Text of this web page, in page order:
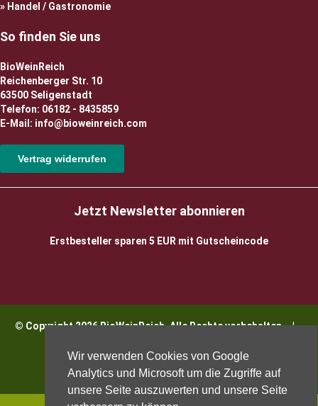
Wir verwenden Cookies von Google
Analytics und Microsoft um die Zugriffe auf
unsere Seite auszuwerten und unsere Seite
Handel / Gastronomie
So finden Sie uns
BioWeinReich
Reichenberger Str. 10
63500 Seligenstadt
Telefon: 06182 - 8435859
E-Mail: info@bioweinreich.com
Vertrag widerrufen
Jetzt Newsletter abonnieren
Erstbesteller sparen 5 EUR mit Gutscheincode
© Copyright 2026 BioWeinReich. Alle Rechte vorbehalten |